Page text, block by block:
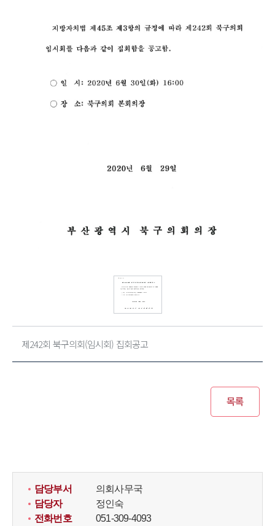
제242회 북구의회(임시회) 집회공고
담당부서
의회사무국
담당자
정인숙
전화번호
051-309-4093